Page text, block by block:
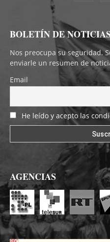
BOLETÍN DE
Nos preocupa su seguridad.
enviarle un resumen de
Email
He leído y acepto las
AGENCIAS